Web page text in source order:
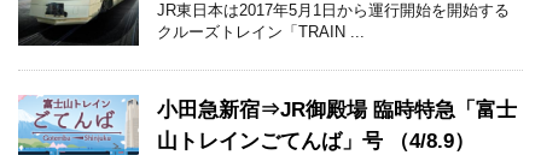
JR東日本は2017年5月1日から運行開始を開始する
クルーズトレイン「TRAIN ...
小田急新宿⇒JR御殿場 臨時特急「富士
山トレインごてんば」号 （4/8.9）